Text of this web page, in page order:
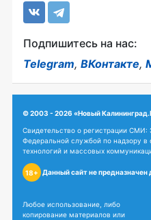
Подпишитесь на нас:
Telegram, ВКонтакте,
© 2003 - 2026 «Новый
Свидетельство о регистрации
Федеральной службой по надзору
технологий и массовых
18+ Данный сайт не
Любое использование, либо
копирование материалов или